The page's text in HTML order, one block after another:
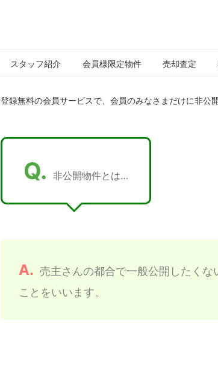
産
式
社
スタッフ紹介 会員様限定物件 売却査定
登録無料の会員サービスで、会員のみなさまだけに非公
Q. 非公開物件とは…
A. 売主さんの都合で一般公開したく
ことをいいます。